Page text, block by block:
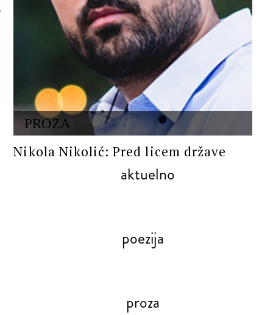
PROZA
Nikola Nikolić: Pred licem države
aktuelno
poezija
proza